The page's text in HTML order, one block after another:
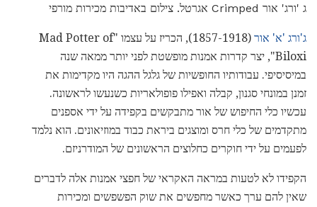
ג 'ורג' אור Crimped אגרטל. צילום באדיבות מכירות מורפי
ג'ורג 'א' אור
(1857-1918), הכריז על עצמו "Mad Potter of
Biloxi", יצר קדרות אמנות מופשטת לפני יותר ממאה שנה
במיסיסיפי. עבודותיו החופשיות של גלגל ההגה היו מקדימות את
זמנן במונחי סגנון, קבלה ואפילו פופולאריות כשנעשו לראשונה.
עכשיו כלי החיפוש של אור מתבקשים בקפידה על ידי אספנים
מתקדמים של כלי חרס ומוצגים ביראת כבוד במוזיאונים. הוא נלמד
לפעמים על ידי חוקרים כחלוצים הראשונים של המודרניזם.
הקפידו לא לטעות במראה האקראי של חפצי אמנות אלה לדברים
שאין להם ערך כאשר מחפשים את שוק הפשפשים ומכירות